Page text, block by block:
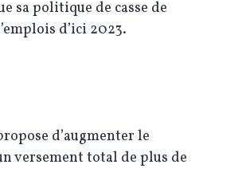
sa politique de casse de
d’ici 2023.
d’augmenter le
versement total de plus de